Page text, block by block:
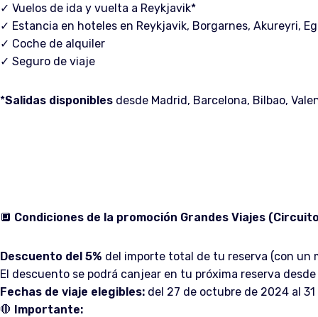
✓ Vuelos de ida y vuelta a Reykjavik*
✓ Estancia en hoteles en Reykjavik, Borgarnes, Akureyri,
✓ Coche de alquiler
✓ Seguro de viaje
*Salidas disponibles desde Madrid, Barcelona, Bilbao,
🔲 Condiciones de la promoción Grandes Viajes
Descuento del 5% del importe total de tu reserva (con un
El descuento se podrá canjear en tu próxima reserva
Fechas de viaje elegibles: del 27 de octubre de 2024 al
🛑 Importante: